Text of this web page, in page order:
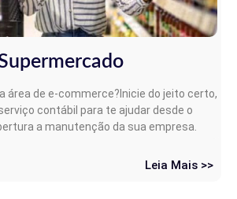
área de e-commerce?Inicie do jeito certo,
contábil para te ajudar desde o
a manutenção da sua empresa.
Leia Mais >>